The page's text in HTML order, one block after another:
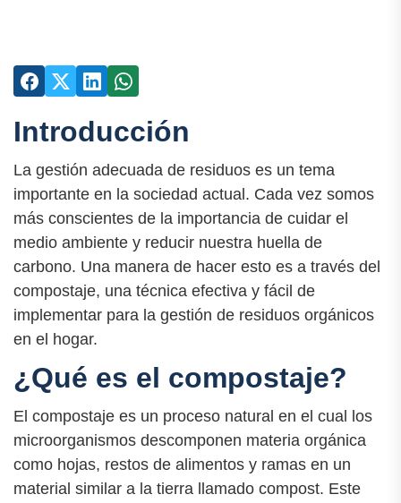
Introducción
La gestión adecuada de residuos es un tema
importante en la sociedad actual. Cada vez somos
más conscientes de la importancia de cuidar el
medio ambiente y reducir nuestra huella de
carbono. Una manera de hacer esto es a través del
compostaje, una técnica efectiva y fácil de
implementar para la gestión de residuos orgánicos
en el hogar.
¿Qué es el compostaje?
El compostaje es un proceso natural en el cual los
microorganismos descomponen materia orgánica
como hojas, restos de alimentos y ramas en un
material similar a la tierra llamado compost. Este